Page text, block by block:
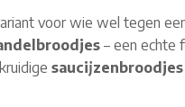
voor wie wel tegen
– een echte
saucijzenbroodjes